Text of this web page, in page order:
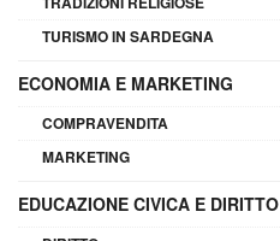
TURISMO IN SARDEGNA
ECONOMIA E MARKETING
COMPRAVENDITA
MARKETING
EDUCAZIONE CIVICA E DIRITTO